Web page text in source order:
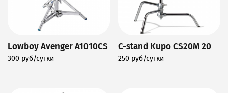
Lowboy Avenger A1010CS
300 руб/сутки
C-stand Kupo CS20M 20
250 руб/сутки